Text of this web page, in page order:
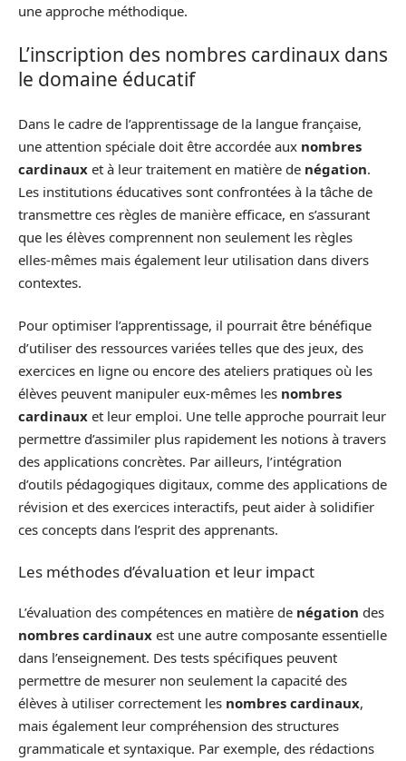
une approche méthodique.
L’inscription des nombres cardinaux dans
le domaine éducatif
Dans le cadre de l’apprentissage de la langue française,
une attention spéciale doit être accordée aux nombres
cardinaux et à leur traitement en matière de négation.
Les institutions éducatives sont confrontées à la tâche de
transmettre ces règles de manière efficace, en s’assurant
que les élèves comprennent non seulement les règles
elles-mêmes mais également leur utilisation dans divers
contextes.
Pour optimiser l’apprentissage, il pourrait être bénéfique
d’utiliser des ressources variées telles que des jeux, des
exercices en ligne ou encore des ateliers pratiques où les
élèves peuvent manipuler eux-mêmes les nombres
cardinaux et leur emploi. Une telle approche pourrait leur
permettre d’assimiler plus rapidement les notions à travers
des applications concrètes. Par ailleurs, l’intégration
d’outils pédagogiques digitaux, comme des applications de
révision et des exercices interactifs, peut aider à solidifier
ces concepts dans l’esprit des apprenants.
Les méthodes d’évaluation et leur impact
L’évaluation des compétences en matière de négation des
nombres cardinaux est une autre composante essentielle
dans l’enseignement. Des tests spécifiques peuvent
permettre de mesurer non seulement la capacité des
élèves à utiliser correctement les nombres cardinaux,
mais également leur compréhension des structures
grammaticale et syntaxique. Par exemple, des rédactions